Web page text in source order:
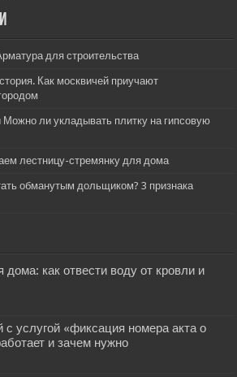
для строительства
Как москвичей приучают
Можно ли укладывать плитку на гипсовую
лестницу-стремянку для дома
обманутым дольщиком? 3 признака
как отвести воду от кровли и
с услугой «фиксация номера акта о
и зачем нужно